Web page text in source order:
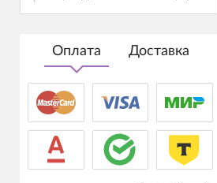
Оплата Доставка